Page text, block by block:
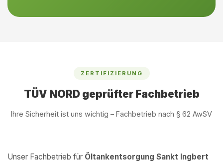
ZERTIFIZIERUNG
TÜV NORD geprüfter Fachbetrieb
Ihre Sicherheit ist uns wichtig – Fachbetrieb nach § 62 AwSV
Unser Fachbetrieb für Öltankentsorgung Sankt Ingbert